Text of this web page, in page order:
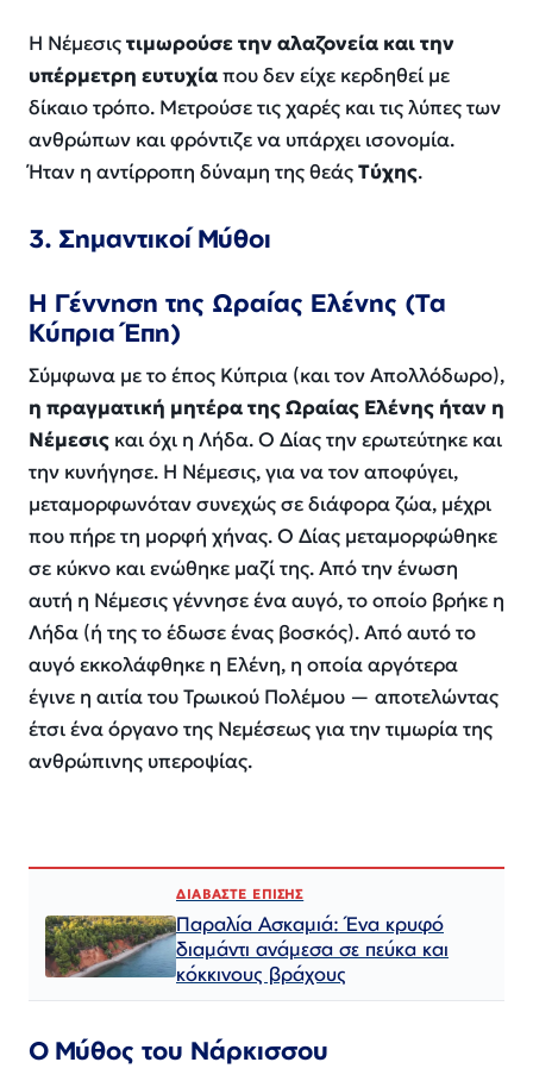
Η Νέμεσιςτιμωρούσε την αλαζονεία και την
υπέρμετρη ευτυχίαπου δεν είχε κερδηθεί με
δίκαιο τρόπο. Μετρούσε τις χαρές και τις λύπες των
ανθρώπων και φρόντιζε να υπάρχει ισονομία.
Ήταν η αντίρροπη δύναμη της θεάςΤύχης.
3. Σημαντικοί Μύθοι
Η Γέννηση της Ωραίας Ελένης (Τα
Κύπρια Έπη)
Σύμφωνα με το έπος Κύπρια (και τον Απολλόδωρο),
η πραγματική μητέρα της Ωραίας Ελένης ήταν η
Νέμεσις και όχι η Λήδα. Ο Δίας την ερωτεύτηκε και
την κυνήγησε. Η Νέμεσις, για να τον αποφύγει,
μεταμορφωνόταν συνεχώς σε διάφορα ζώα, μέχρι
που πήρε τη μορφή χήνας. Ο Δίας μεταμορφώθηκε
σε κύκνο και ενώθηκε μαζί της. Από την ένωση
αυτή η Νέμεσις γέννησε ένα αυγό, το οποίο βρήκε η
Λήδα (ή της το έδωσε ένας βοσκός). Από αυτό το
αυγό εκκολάφθηκε η Ελένη, η οποία αργότερα
έγινε η αιτία του Τρωικού Πολέμου — αποτελώντας
έτσι ένα όργανο της Νεμέσεως για την τιμωρία της
ανθρώπινης υπεροψίας.
ΔΙΑΒΑΣΤΕ ΕΠΙΣΗΣ
Παραλία Ασκαμιά: Ένα κρυφό
διαμάντι ανάμεσα σε πεύκα και
κόκκινους βράχους
Ο Μύθος του Νάρκισσου